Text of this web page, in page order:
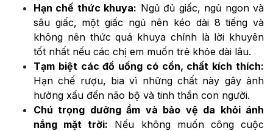
Hạn chế thức khuya: Ngủ đủ giấc, ngủ ngon và
sâu giấc, một giấc ngủ nên kéo dài 8 tiếng và
không nên thức quá khuya chính là lời khuyên
tốt nhất nếu các chị em muốn trẻ khỏe dài lâu.
Tạm biệt các đồ uống có cồn, chất kích thích:
Hạn chế rượu, bia vì những chất này gây ảnh
hưởng xấu đến não bộ và tinh thần con người.
Chú trọng dưỡng ẩm và bảo vệ da khỏi ánh
nắng mặt trời: Nếu không muốn công cuộc